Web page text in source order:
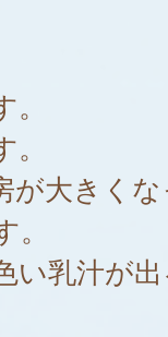
が大きく
い乳汁が